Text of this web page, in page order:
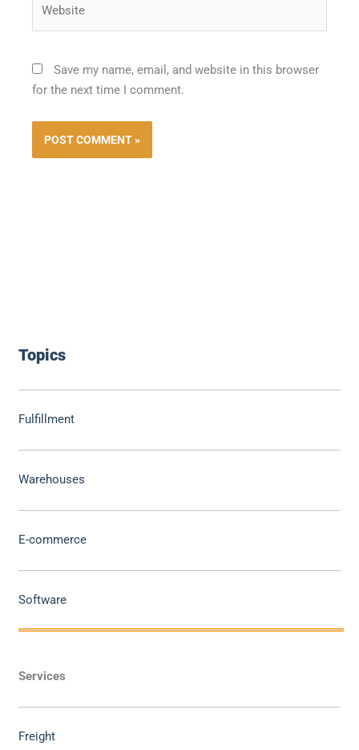
Topics
Fulfillment
Warehouses
E-commerce
Software
Services
Freight
Save my name, email, and website in this browser
for the next time I comment.